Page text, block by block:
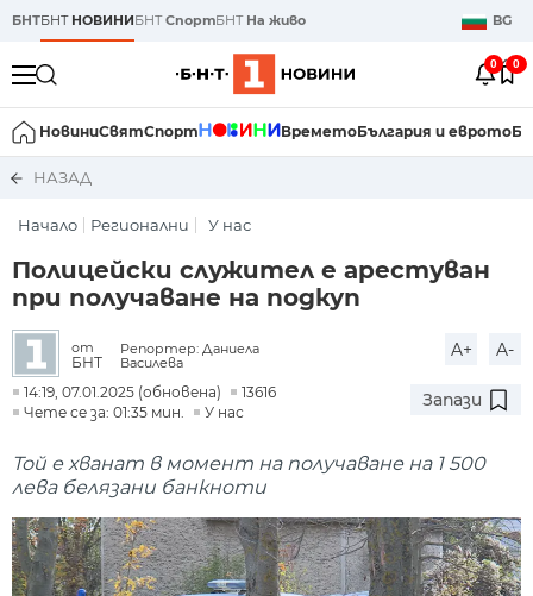
БНТБНТ НОВИНИБНТСпортБНТ На живо BG
0 0
НовиниСвятСпорт ВреметоБългария и еврото
НАЗАД
Начало Регионални У нас
Полицейски служител е арестуван
при получаване на подкуп
от
БНТ
Репортер: Даниела
Василева
A+ A-
14:19, 07.01.2025 (обновена)
13616
Чете се за: 01:35 мин.
У нас
Запази
Той е хванат в момент на получаване на 1 500
лева белязани банкноти